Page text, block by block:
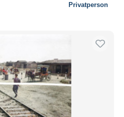
Privatperson